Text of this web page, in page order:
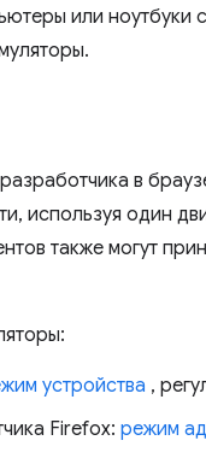
или
в
используя один
также могут
устройства ,
Firefox: режим